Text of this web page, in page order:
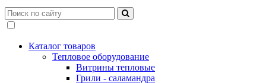
Каталог товаров
Тепловое оборудование
Витрины тепловые
Грили - саламандра